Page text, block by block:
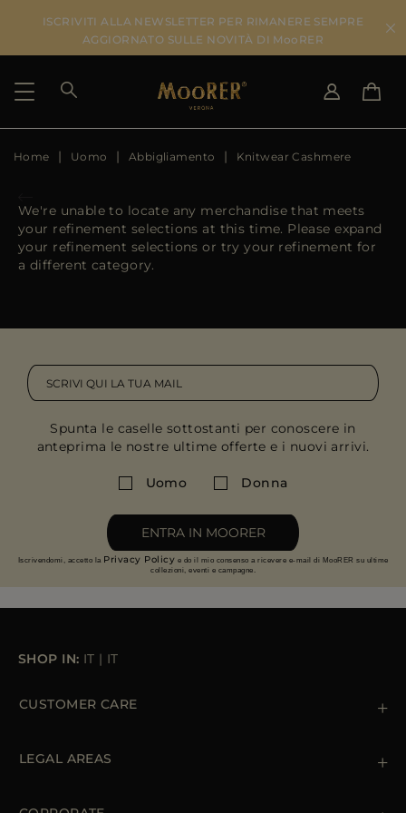
ISCRIVITI ALLA NEWSLETTER PER RIMANERE SEMPRE
AGGIORNATO SULLE NOVITÀ DI MooRER
PAESE DI SPEDIZIONE
DE
JP
CA
ES
SELEZIONA LA LINGUA
IT
Home Uomo Abbigliamento Knitwear Cashmere
We're unable to locate any merchandise that meets
your refinement selections at this time. Please expand
your refinement selections or try your refinement for
a different category.
Spunta le caselle sottostanti per conoscere in
anteprima le nostre ultime offerte e i nuovi arrivi.
Uomo Donna
ENTRA IN MOORER
Iscrivendomi, accetto la Privacy Policy e do il mio consenso a ricevere e-mail di MooRER su ultime
collezioni, eventi e campagne.
SHOP IN: IT | IT
CUSTOMER CARE
Ordini e Pagamenti
LEGAL AREAS